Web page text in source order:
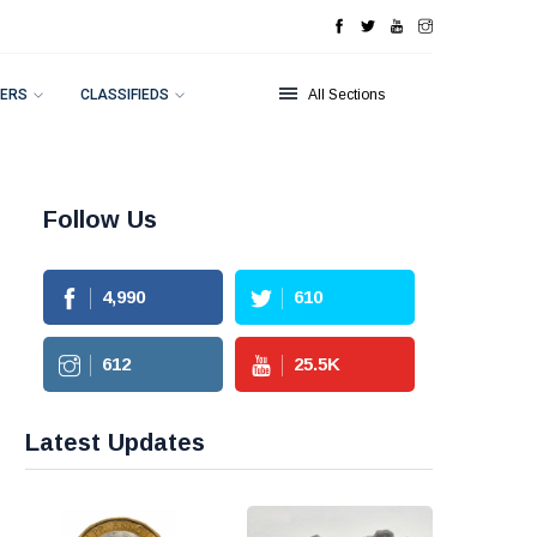
CLASSIFIEDS All Sections
Follow Us
4,990 610
612 25.5K
Latest Updates